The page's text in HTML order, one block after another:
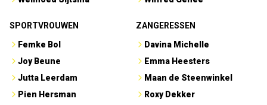
SPORTVROUWEN
Femke Bol
Joy Beune
Jutta Leerdam
Pien Hersman
ZANGERESSEN
Davina Michelle
Emma Heesters
Maan de Steenwinkel
Roxy Dekker